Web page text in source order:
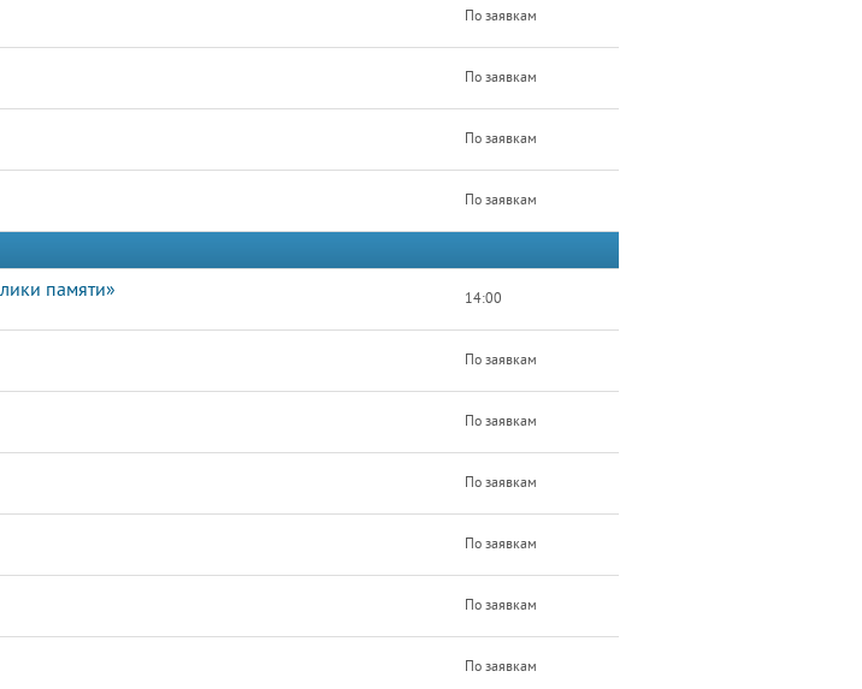
По заявкам
По заявкам
По заявкам
По заявкам
памяти»
14:00
По заявкам
По заявкам
По заявкам
По заявкам
По заявкам
По заявкам